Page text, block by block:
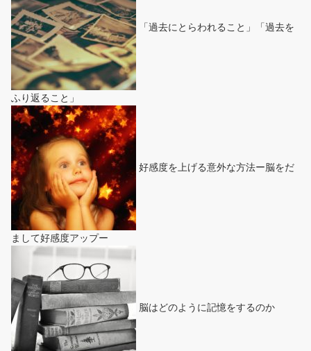
「過去にとらわれること」「過去を
ふり返ること」
好感度を上げる意外な方法ー脳をだ
まして好感度アップー
脳はどのように記憶をするのか